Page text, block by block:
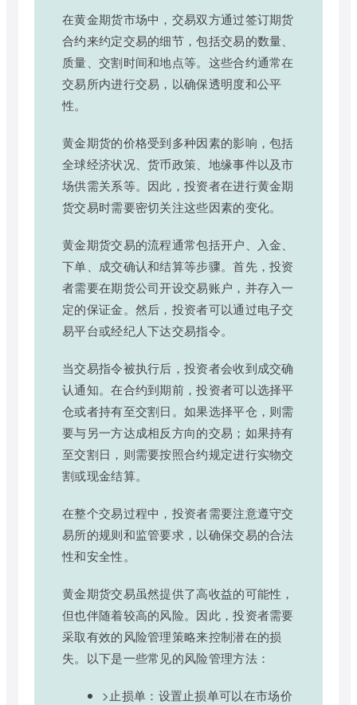
在黄金期货市场中，交易双方通过签订期货
合约来约定交易的细节，包括交易的数量、
质量、交割时间和地点等。这些合约通常在
交易所内进行交易，以确保透明度和公平
性。
黄金期货的价格受到多种因素的影响，包括
全球经济状况、货币政策、地缘事件以及市
场供需关系等。因此，投资者在进行黄金期
货交易时需要密切关注这些因素的变化。
黄金期货交易的流程通常包括开户、入金、
下单、成交确认和结算等步骤。首先，投资
者需要在期货公司开设交易账户，并存入一
定的保证金。然后，投资者可以通过电子交
易平台或经纪人下达交易指令。
当交易指令被执行后，投资者会收到成交确
认通知。在合约到期前，投资者可以选择平
仓或者持有至交割日。如果选择平仓，则需
要与另一方达成相反方向的交易；如果持有
至交割日，则需要按照合约规定进行实物交
割或现金结算。
在整个交易过程中，投资者需要注意遵守交
易所的规则和监管要求，以确保交易的合法
性和安全性。
黄金期货交易虽然提供了高收益的可能性，
但也伴随着较高的风险。因此，投资者需要
采取有效的风险管理策略来控制潜在的损
失。以下是一些常见的风险管理方法：
>止损单：设置止损单可以在市场价